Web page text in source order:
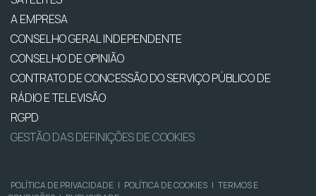
A EMPRESA
CONSELHO GERAL INDEPENDENTE
CONSELHO DE OPINIÃO
CONTRATO DE CONCESSÃO DO SERVIÇO PÚBLICO DE
RÁDIO E TELEVISÃO
RGPD
GESTÃO DAS DEFINIÇÕES DE COOKIES
POLÍTICA DE PRIVACIDADE | POLÍTICA DE COOKIES | TERMOS E